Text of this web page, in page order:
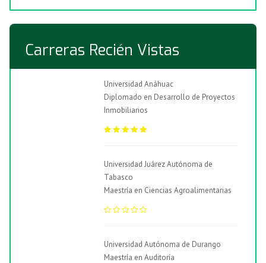
Carreras Recién Vistas
Universidad Anáhuac
Diplomado en Desarrollo de Proyectos
Inmobiliarios
Universidad Juárez Autónoma de
Tabasco
Maestría en Ciencias Agroalimentarias
Universidad Autónoma de Durango
Maestría en Auditoría